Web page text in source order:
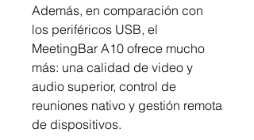
Además, en comparación con
los periféricos USB, el
MeetingBar A10 ofrece mucho
más: una calidad de video y
audio superior, control de
reuniones nativo y gestión remota
de dispositivos.